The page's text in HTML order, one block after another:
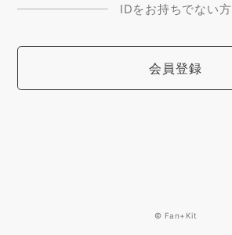
IDをお持ちでない方
会員登録
© Fan+Kit